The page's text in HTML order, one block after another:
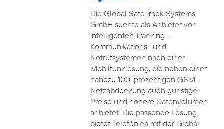
Die Global SafeTrack Systems
GmbH suchte als Anbieter von
intelligenten Tracking-,
Kommunikations- und
Notrufsystemen nach einer
Mobilfunklösung, die neben einer
nahezu 100-prozentigen GSM-
Netzabdeckung auch günstige
Preise und höhere Datenvolumen
anbietet. Die passende Lösung
bietet Telefónica mit der Global